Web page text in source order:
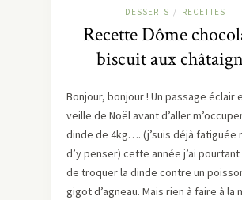
DESSERTS / RECETTES
Recette Dôme
biscuit aux
Bonjour, bonjour ! Un passage éclair
veille de Noël avant d’aller
dinde de 4kg…. (j’suis déjà fatiguée
d’y penser) cette année j’ai
de troquer la dinde contre un
gigot d’agneau. Mais rien à faire à la